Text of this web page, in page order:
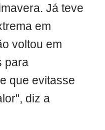
Já teve
em
voltou em
para
que evitasse
diz a